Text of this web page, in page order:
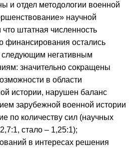
и отдел методологии военной
научной
штатная численность
финансирования остались
следующим негативным
значительно сокращены
в области
истории, нарушен баланс
зарубежной военной истории
по количеству сил (научных
стало – 1,25:1);
в интересах решения